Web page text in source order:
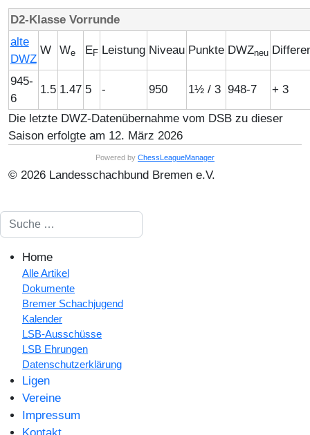
D2-Klasse Vorrunde
alte
DWZ
W We EF Leistung Niveau Punkte DWZneu
945-
6
1.5 1.47 5 - 950 1½ / 3 948-7 + 3
Die letzte DWZ-Datenübernahme vom DSB zu dieser
Saison erfolgte am 12. März 2026
Powered by ChessLeagueManager
© 2026 Landesschachbund Bremen e.V.
Suchen
Home
Alle Artikel
Dokumente
Bremer Schachjugend
Kalender
LSB-Ausschüsse
LSB Ehrungen
Datenschutzerklärung
Ligen
Vereine
Impressum